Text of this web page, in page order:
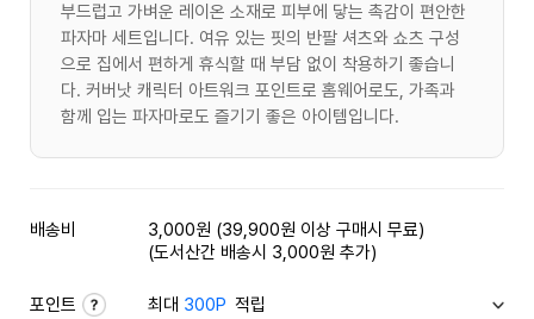
부드럽고 가벼운 레이온 소재로 피부에 닿는 촉감이 편안한
파자마 세트입니다. 여유 있는 핏의 반팔 셔츠와 쇼츠 구성
으로 집에서 편하게 휴식할 때 부담 없이 착용하기 좋습니
다. 커버낫 캐릭터 아트워크 포인트로 홈웨어로도, 가족과
함께 입는 파자마로도 즐기기 좋은 아이템입니다.
배송비
3,000원 (39,900원 이상 구매시 무료)
(도서산간 배송시 3,000원 추가)
포인트 최대 300P 적립